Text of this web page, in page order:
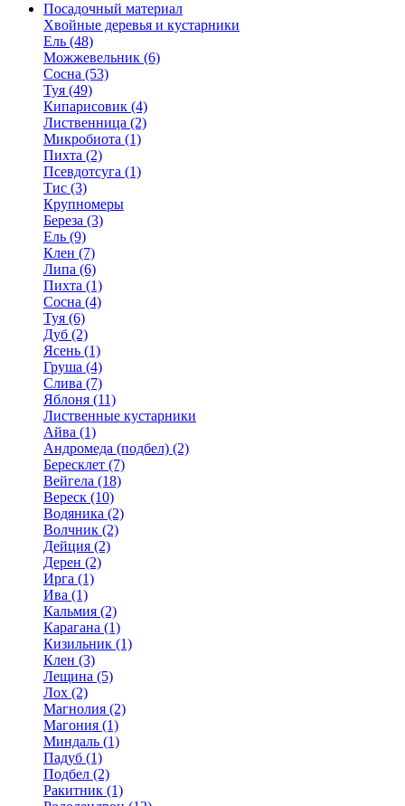
Посадочный материал
Хвойные деревья и кустарники
Ель (48)
Можжевельник (6)
Сосна (53)
Туя (49)
Кипарисовик (4)
Лиственница (2)
Микробиота (1)
Пихта (2)
Псевдотсуга (1)
Тис (3)
Крупномеры
Береза (3)
Ель (9)
Клен (7)
Липа (6)
Пихта (1)
Сосна (4)
Туя (6)
Дуб (2)
Ясень (1)
Груша (4)
Слива (7)
Яблоня (11)
Лиственные кустарники
Айва (1)
Андромеда (подбел) (2)
Бересклет (7)
Вейгела (18)
Вереск (10)
Водяника (2)
Волчник (2)
Дейция (2)
Дерен (2)
Ирга (1)
Ива (1)
Кальмия (2)
Карагана (1)
Кизильник (1)
Клен (3)
Лещина (5)
Лох (2)
Магнолия (2)
Магония (1)
Миндаль (1)
Падуб (1)
Подбел (2)
Ракитник (1)